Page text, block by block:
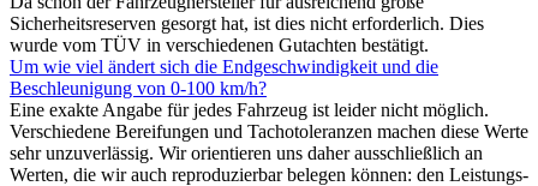
Sicherheitsreserven gesorgt hat, ist dies nicht erforderlich. Dies
wurde vom TÜV in verschiedenen Gutachten bestätigt.
Um wie viel ändert sich die Endgeschwindigkeit und die
Beschleunigung von 0-100 km/h?
Eine exakte Angabe für jedes Fahrzeug ist leider nicht möglich.
Verschiedene Bereifungen und Tachotoleranzen machen diese Werte
sehr unzuverlässig. Wir orientieren uns daher ausschließlich an
Werten, die wir auch reproduzierbar belegen können: den Leistungs-